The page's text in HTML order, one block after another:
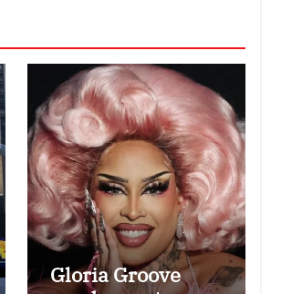
Gloria Groove